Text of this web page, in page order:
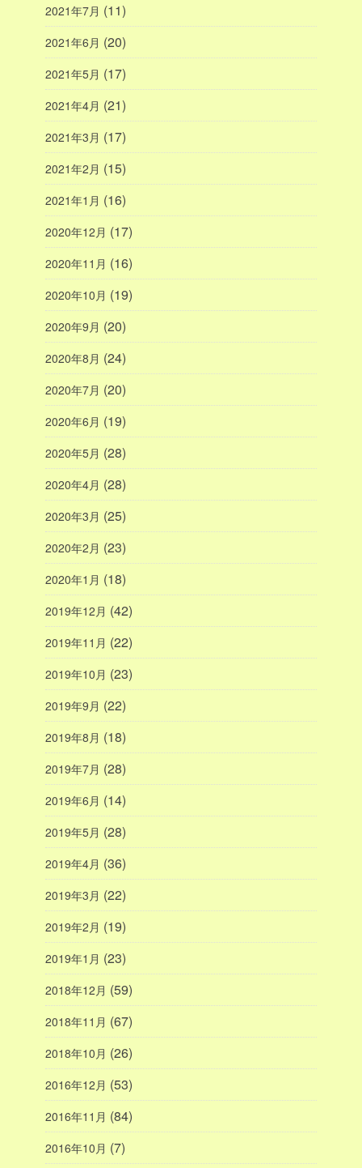
2021年7月 (11)
2021年6月 (20)
2021年5月 (17)
2021年4月 (21)
2021年3月 (17)
2021年2月 (15)
2021年1月 (16)
2020年12月 (17)
2020年11月 (16)
2020年10月 (19)
2020年9月 (20)
2020年8月 (24)
2020年7月 (20)
2020年6月 (19)
2020年5月 (28)
2020年4月 (28)
2020年3月 (25)
2020年2月 (23)
2020年1月 (18)
2019年12月 (42)
2019年11月 (22)
2019年10月 (23)
2019年9月 (22)
2019年8月 (18)
2019年7月 (28)
2019年6月 (14)
2019年5月 (28)
2019年4月 (36)
2019年3月 (22)
2019年2月 (19)
2019年1月 (23)
2018年12月 (59)
2018年11月 (67)
2018年10月 (26)
2016年12月 (53)
2016年11月 (84)
2016年10月 (7)